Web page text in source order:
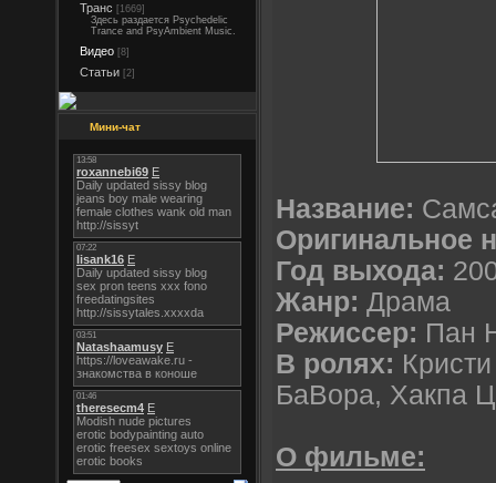
Транс [1669]
Здесь раздается Psychedelic
Trance and PsyAmbient Music.
Видео [8]
Статьи [2]
Мини-чат
Название:
Оригинальное
Год выхода:
Жанр: Драма
Режиссер: Пан
В ролях:
БаВора, Хакпа
О фильме: